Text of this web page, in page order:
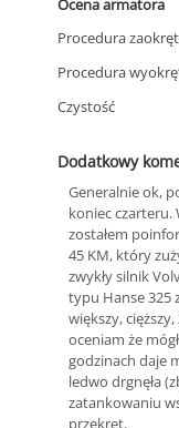
Ocena armatora
Procedura
Procedura
Czystość
Dodatkowy
Generalnie ok,
koniec czarteru.
zostałem
45 KM, który
zwykły silnik
typu Hanse 325
większy,
oceniam że
godzinach daje
ledwo drgnęła
zatankowaniu
przekręt.